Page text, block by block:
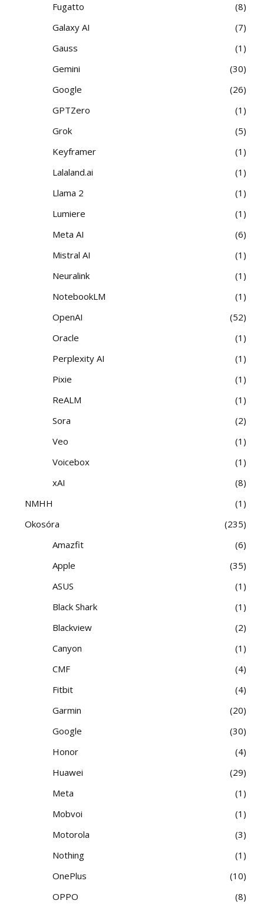
Fugatto
8
Galaxy AI
7
Gauss
1
Gemini
30
Google
26
GPTZero
1
Grok
5
Keyframer
1
Lalaland.ai
1
Llama 2
1
Lumiere
1
Meta AI
6
Mistral AI
1
Neuralink
1
NotebookLM
1
OpenAI
52
Oracle
1
Perplexity AI
1
Pixie
1
ReALM
1
Sora
2
Veo
1
Voicebox
1
xAI
8
NMHH
1
Okosóra
235
Amazfit
6
Apple
35
ASUS
1
Black Shark
1
Blackview
2
Canyon
1
CMF
4
Fitbit
4
Garmin
20
Google
30
Honor
4
Huawei
29
Meta
1
Mobvoi
1
Motorola
3
Nothing
1
OnePlus
10
OPPO
8